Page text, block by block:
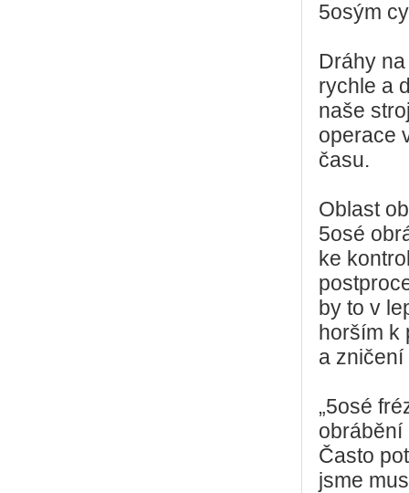
5osým
Dráhy
rychle a
naše
operace
času.
Oblast
5osé
ke
by to v
horším k
a zničení
„5osé
obrábění
Často
jsme